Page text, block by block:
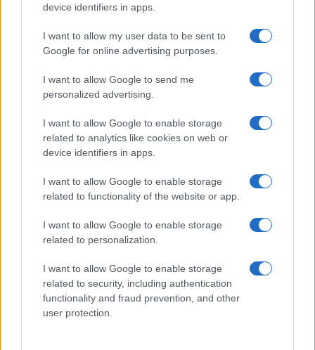
device identifiers in apps.
I want to allow my user data to be sent to
Google for online advertising purposes.
I want to allow Google to send me
personalized advertising.
I want to allow Google to enable storage
related to analytics like cookies on web or
device identifiers in apps.
I want to allow Google to enable storage
related to functionality of the website or app.
I want to allow Google to enable storage
related to personalization.
I want to allow Google to enable storage
related to security, including authentication
functionality and fraud prevention, and other
user protection.
Arricchimento per pappagalli: idee low-cost
Arricchire la vita dei pappagalli è semplice con foraging low-
cost, giochi distruttivi sicuri e una rotazione intelligente dei
Cristian Castiglioni · 6 Ago 2026